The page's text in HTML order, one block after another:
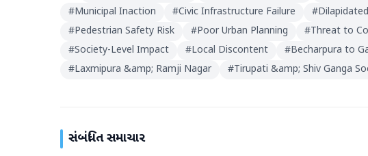
#Municipal Inaction #Civic Infrastructure Failure #
#Pedestrian Safety Risk #Poor Urban Planning #Threat to
#Society-Level Impact #Local Discontent #Becharpura to
#Laxmipura &amp; Ramji Nagar #Tirupati &amp; Shiv Ganga
સંબંધિત સમાચાર